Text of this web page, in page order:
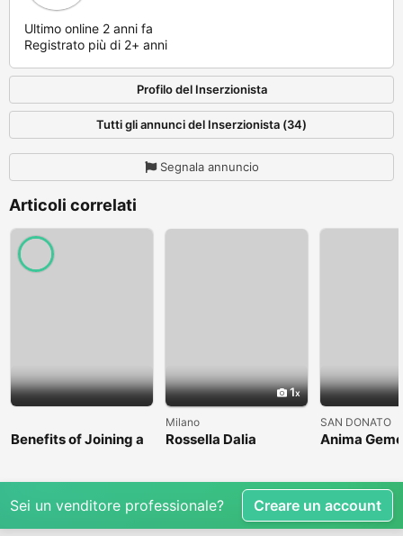
Ultimo online 2 anni fa
Registrato più di 2+ anni
Profilo del Inserzionista
Tutti gli annunci del Inserzionista (34)
Segnala annuncio
Articoli correlati
Benefits of Joining a
Professional Nasha
1
Milano
Rossella Dalia
SAN DONATO
Anima
Sei un venditore professionale? Creare un account